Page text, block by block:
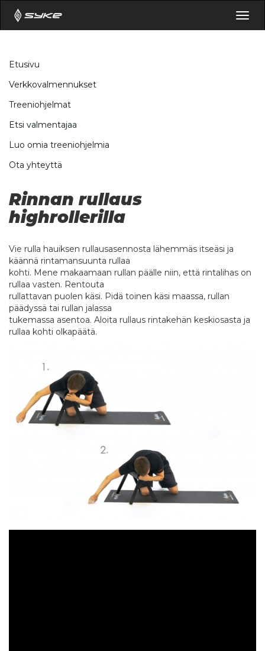
Etusivu
Verkkovalmennukset
Treeniohjelmat
Etsi valmentajaa
Luo omia treeniohjelmia
Ota yhteyttä
Rinnan rullaus
highrollerilla
Vie rulla hauiksen rullausasennosta lähemmäs itseäsi ja
käännä rintamansuunta rullaa
kohti. Mene makaamaan rullan päälle niin, että rintalihas on
rullaa vasten. Rentouta
rullattavan puolen käsi. Pidä toinen käsi maassa, rullan
päädyssä tai rullan jalassa
tukemassa asentoa. Aloita rullaus rintakehän keskiosasta ja
rullaa kohti olkapäätä.